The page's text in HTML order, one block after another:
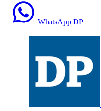
WhatsApp DP